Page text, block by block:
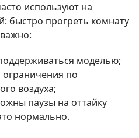
используют на
быстро прогреть комнату
моделью;
ограничения по
воздуха;
паузы на оттайку
нормально.